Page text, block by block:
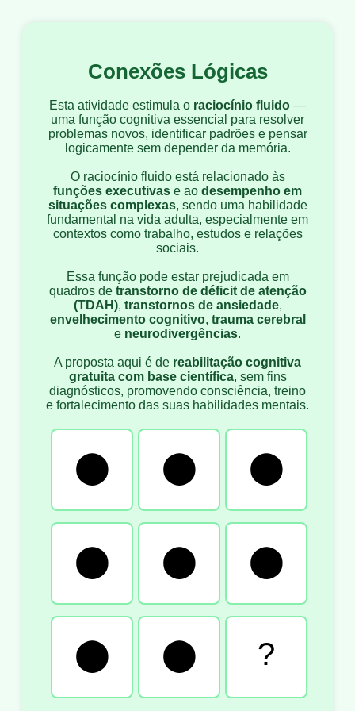
Conexões Lógicas
Esta atividade estimula o raciocínio fluido —
uma função cognitiva essencial para resolver
problemas novos, identificar padrões e pensar
logicamente sem depender da memória.
O raciocínio fluido está relacionado às
funções executivas e ao desempenho em
situações complexas, sendo uma habilidade
fundamental na vida adulta, especialmente em
contextos como trabalho, estudos e relações
sociais.
Essa função pode estar prejudicada em
quadros de transtorno de déficit de atenção
(TDAH), transtornos de ansiedade,
envelhecimento cognitivo, trauma cerebral
e neurodivergências.
A proposta aqui é de reabilitação cognitiva
gratuita com base científica, sem fins
diagnósticos, promovendo consciência, treino
e fortalecimento das suas habilidades mentais.
⬤ ⬤ ⬤
⬤ ⬤ ⬤
⬤ ⬤ ?